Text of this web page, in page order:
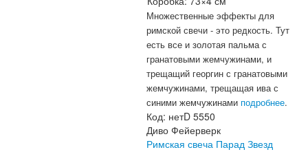
Множественные эффекты для
римской свечи - это редкость. Тут
есть все и золотая пальма с
гранатовыми жемчужинами, и
трещащий георгин с гранатовыми
жемчужинами, трещащая ива с
синими жемчужинами подробнее.
Код: нетD 5550
Диво Фейерверк
Римская свеча Парад Звезд